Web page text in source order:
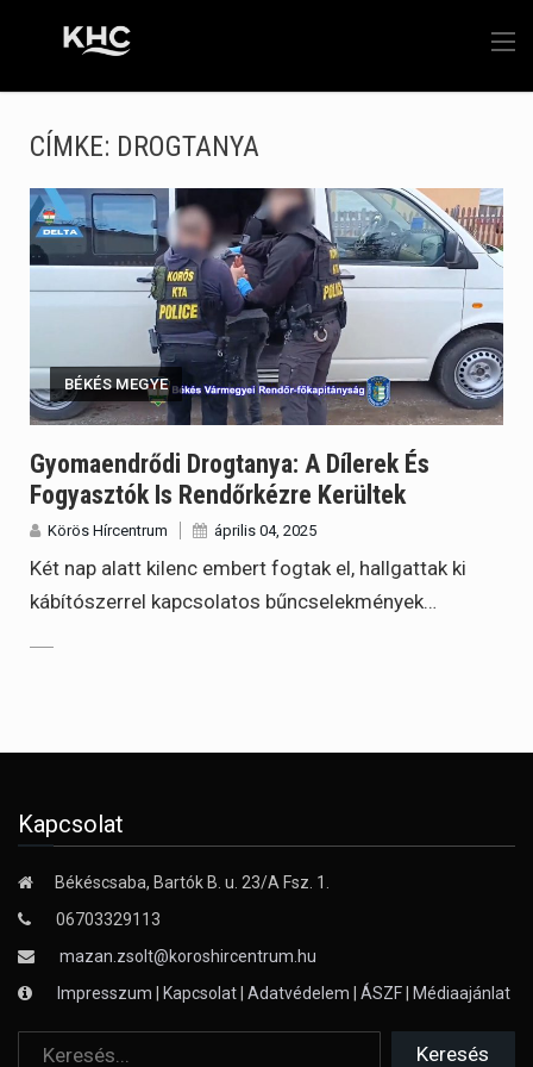
CÍMKE: DROGTANYA
BÉKÉS MEGYE
Gyomaendrődi Drogtanya: A Dílerek És
Fogyasztók Is Rendőrkézre Kerültek
Körös Hírcentrum április 04, 2025
Két nap alatt kilenc embert fogtak el, hallgattak ki
kábítószerrel kapcsolatos bűncselekmények…
Kapcsolat
Békéscsaba, Bartók B. u. 23/A Fsz. 1.
06703329113
mazan.zsolt@koroshircentrum.hu
Impresszum
Kapcsolat Adatvédelem ÁSZF Médiaajánlat